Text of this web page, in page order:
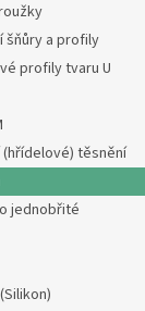
šňůry a profily
profily tvaru U
(hřídelové) těsnění
jednobřité